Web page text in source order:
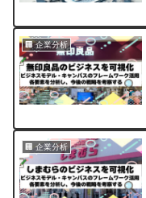
🏢 企業分析
🏢 企業分析